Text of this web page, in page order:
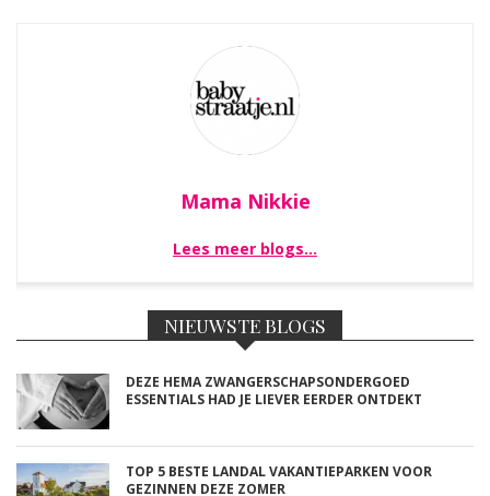
Mama Nikkie
Lees meer blogs…
NIEUWSTE BLOGS
DEZE HEMA ZWANGERSCHAPSONDERGOED
ESSENTIALS HAD JE LIEVER EERDER ONTDEKT
TOP 5 BESTE LANDAL VAKANTIEPARKEN VOOR
GEZINNEN DEZE ZOMER